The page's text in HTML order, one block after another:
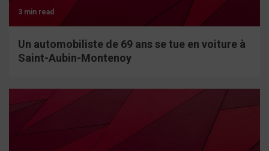
3 min read
Un automobiliste de 69 ans se tue en voiture à
Saint-Aubin-Montenoy